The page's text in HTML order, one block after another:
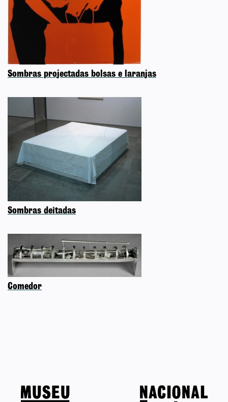
Sombras projectadas bolsas e laranjas
Sombras deitadas
Comedor